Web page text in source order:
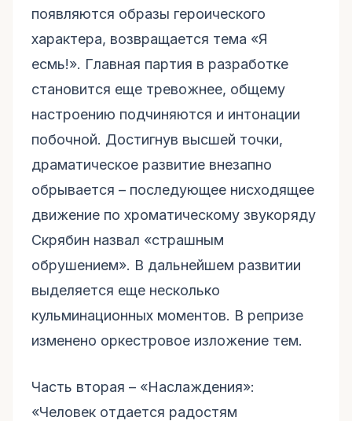
появляются образы героического
характера, возвращается тема «Я
есмь!». Главная партия в разработке
становится еще тревожнее, общему
настроению подчиняются и интонации
побочной. Достигнув высшей точки,
драматическое развитие внезапно
обрывается – последующее нисходящее
движение по хроматическому звукоряду
Скрябин назвал «страшным
обрушением». В дальнейшем развитии
выделяется еще несколько
кульминационных моментов. В репризе
изменено оркестровое изложение тем.
Часть вторая – «Наслаждения»:
«Человек отдается радостям